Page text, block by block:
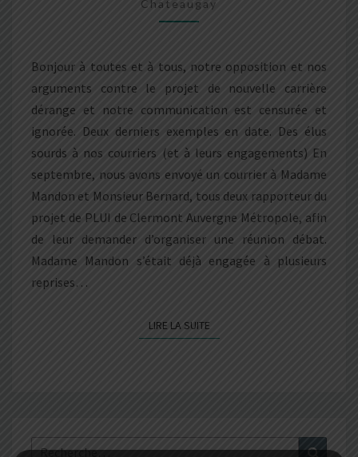
CENSURÉE
OU
LA
DÉMOCRATIE
EN
DANGER
Chateaugay
Bonjour à toutes et à tous, notre opposition et nos
arguments contre le projet de nouvelle carrière
dérange et notre communication est censurée et
ignorée. Deux derniers exemples en date. Des élus
sourds à nos courriers (et à leurs engagements) En
septembre, nous avons envoyé un courrier à Madame
Mandon et Monsieur Bernard, tous deux rapporteur du
projet de PLUI de Clermont Auvergne Métropole, afin
de leur demander d’organiser une réunion débat.
Madame Mandon s’était déjà engagée à plusieurs
reprises…
LIRE LA SUITELIRE LA SUITE
Rechercher :